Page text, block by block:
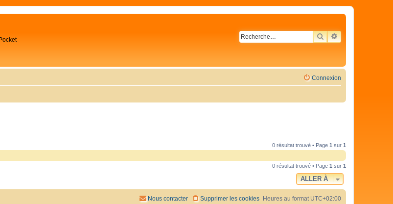
RECHERCHER
RECHERCHE
Connexion
0 résultat trouvé • Page 1 sur 1
0 résultat trouvé • Page 1 sur 1
ALLER À
Heures au format UTC+02:00
Supprimer les cookies
Nous contacter